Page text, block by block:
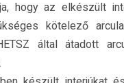
hogy az elkészült
kötelező
által átadott